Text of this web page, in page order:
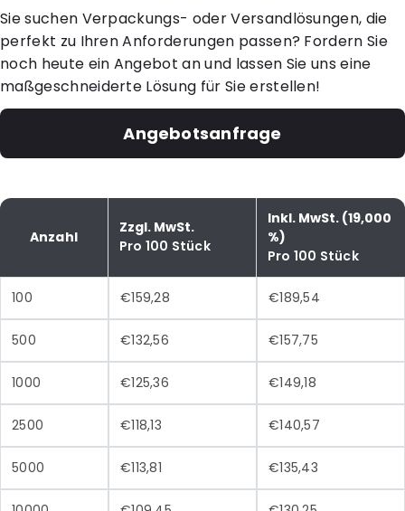
Sie suchen Verpackungs- oder Versandlösungen, die
perfekt zu Ihren Anforderungen passen? Fordern Sie
noch heute ein Angebot an und lassen Sie uns eine
maßgeschneiderte Lösung für Sie erstellen!
Angebotsanfrage
Anzahl
Zzgl. MwSt.
Pro 100 Stück
Inkl. MwSt. (19,000
%)
Pro 100 Stück
100 €159,28 €189,54
500 €132,56 €157,75
1000 €125,36 €149,18
2500 €118,13 €140,57
5000 €113,81 €135,43